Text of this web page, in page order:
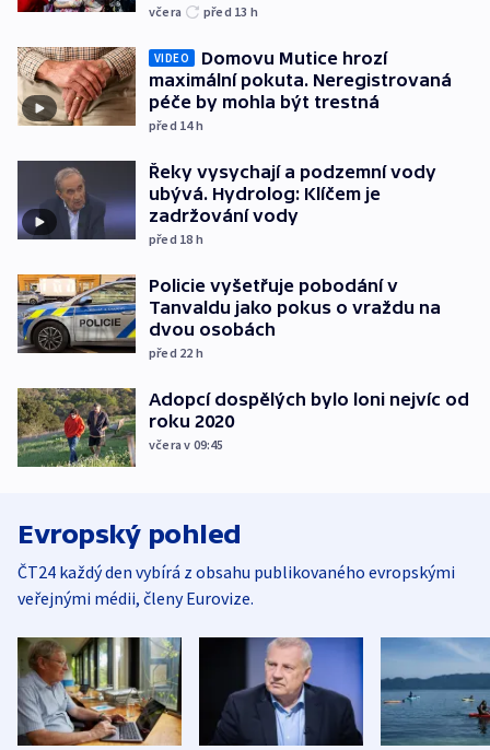
včera před 13 h
VIDEO
Domovu Mutice hrozí
maximální pokuta. Neregistrovaná
péče by mohla být trestná
před 14h
Řeky vysychají a podzemní vody
ubývá. Hydrolog: Klíčem je
zadržování vody
před 18 h
Policie vyšetřuje pobodání v
Tanvaldu jako pokus o vraždu na
dvou osobách
před 22 h
Adopcí dospělých bylo loni nejvíc od
roku 2020
včera v 09:45
Evropský pohled
ČT24 každý den vybírá z obsahu publikovaného evropskými
veřejnými médii, členy Eurovize.